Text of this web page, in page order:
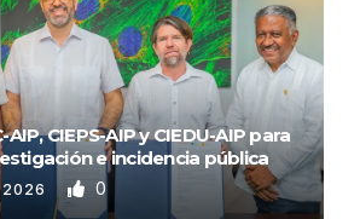
AIP, CIEPS-AIP y CIEDU-AIP para
e incidencia pública
2026 0